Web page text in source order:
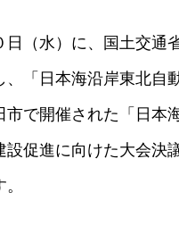
（水）に、国土交通
「日本海沿岸東北自
で開催された「日本
促進に向けた大会決